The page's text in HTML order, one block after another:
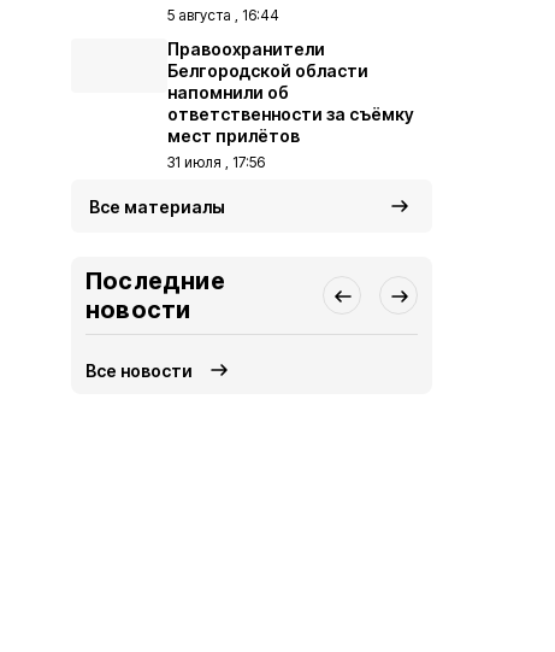
5 августа , 16:44
Правоохранители
Белгородской области
напомнили об
ответственности за съёмку
мест прилётов
31 июля , 17:56
Все материалы
Последние
новости
Все новости